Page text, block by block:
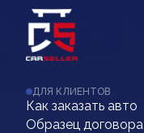
ДЛЯ КЛИЕНТОВ
Как заказать авто
Образец договора